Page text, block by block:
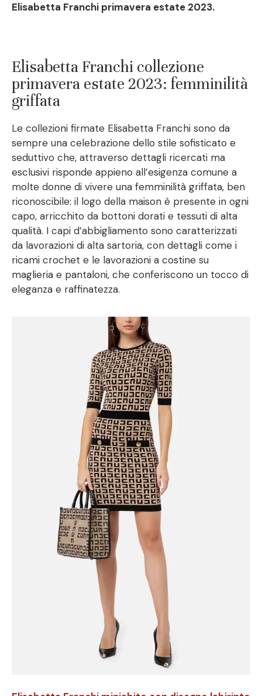
Elisabetta Franchi primavera estate 2023.
Elisabetta Franchi collezione
primavera estate 2023: femminilità
griffata
Le collezioni firmate Elisabetta Franchi sono da
sempre una celebrazione dello stile sofisticato e
seduttivo che, attraverso dettagli ricercati ma
esclusivi risponde appieno all’esigenza comune a
molte donne di vivere una femminilità griffata, ben
riconoscibile: il logo della maison è presente in ogni
capo, arricchito da bottoni dorati e tessuti di alta
qualità. I capi d’abbigliamento sono caratterizzati
da lavorazioni di alta sartoria, con dettagli come i
ricami crochet e le lavorazioni a costine su
maglieria e pantaloni, che conferiscono un tocco di
eleganza e raffinatezza.